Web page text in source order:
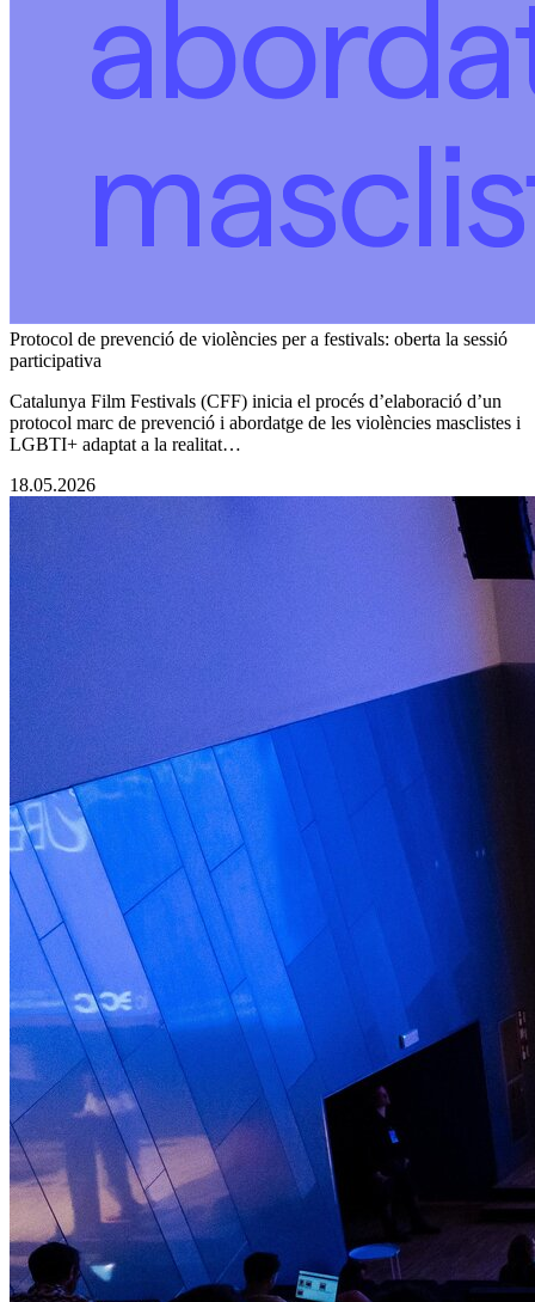
Protocol de prevenció de violències per a festivals: oberta la sessió
participativa
Catalunya Film Festivals (CFF) inicia el procés d’elaboració d’un
protocol marc de prevenció i abordatge de les violències masclistes i
LGBTI+ adaptat a la realitat…
18.05.2026